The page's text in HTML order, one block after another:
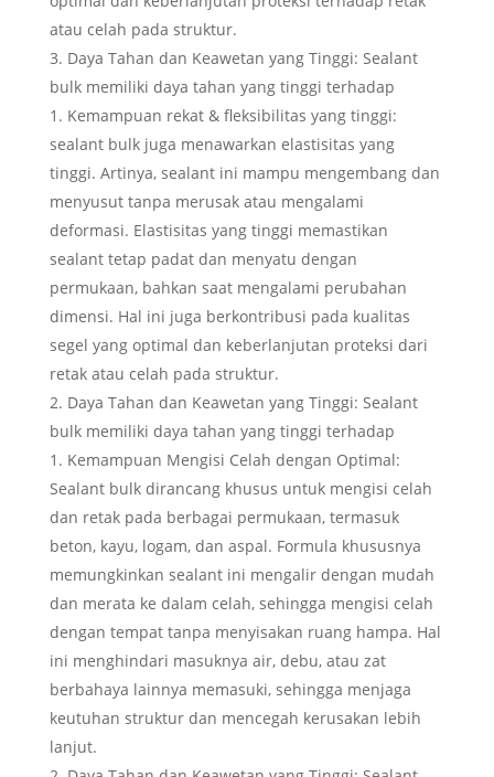
atau celah pada struktur.
Daya Tahan dan Keawetan yang Tinggi: Sealant
bulk memiliki daya tahan yang tinggi terhadap
Kemampuan rekat & fleksibilitas yang tinggi:
sealant bulk juga menawarkan elastisitas yang
tinggi. Artinya, sealant ini mampu mengembang dan
menyusut tanpa merusak atau mengalami
deformasi. Elastisitas yang tinggi memastikan
sealant tetap padat dan menyatu dengan
permukaan, bahkan saat mengalami perubahan
dimensi. Hal ini juga berkontribusi pada kualitas
segel yang optimal dan keberlanjutan proteksi dari
retak atau celah pada struktur.
Daya Tahan dan Keawetan yang Tinggi: Sealant
bulk memiliki daya tahan yang tinggi terhadap
Kemampuan Mengisi Celah dengan Optimal:
Sealant bulk dirancang khusus untuk mengisi celah
dan retak pada berbagai permukaan, termasuk
beton, kayu, logam, dan aspal. Formula khususnya
memungkinkan sealant ini mengalir dengan mudah
dan merata ke dalam celah, sehingga mengisi celah
dengan tempat tanpa menyisakan ruang hampa. Hal
ini menghindari masuknya air, debu, atau zat
berbahaya lainnya memasuki, sehingga menjaga
keutuhan struktur dan mencegah kerusakan lebih
lanjut.